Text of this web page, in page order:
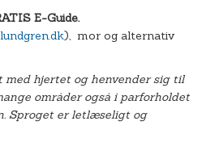
E-Guide.
), mor og alternativ
med hjertet og henvender sig til
områder også i parforholdet
Sproget er letlæseligt og